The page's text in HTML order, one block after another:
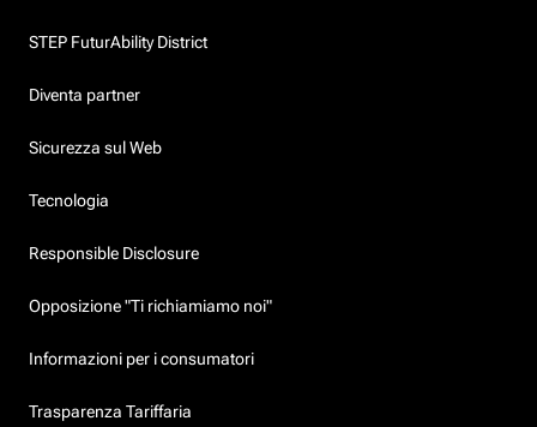
STEP FuturAbility District
Diventa partner
Sicurezza sul Web
Tecnologia
Responsible Disclosure
Opposizione "Ti richiamiamo noi"
Informazioni per i consumatori
Trasparenza Tariffaria